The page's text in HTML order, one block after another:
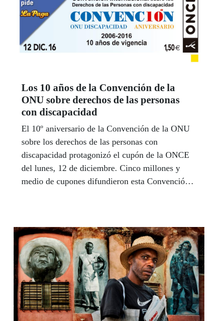
Los 10 años de la Convención de la
ONU sobre derechos de las personas
con discapacidad
El 10º aniversario de la Convención de la ONU
sobre los derechos de las personas con
discapacidad protagonizó el cupón de la ONCE
del lunes, 12 de diciembre. Cinco millones y
medio de cupones difundieron esta Convención,